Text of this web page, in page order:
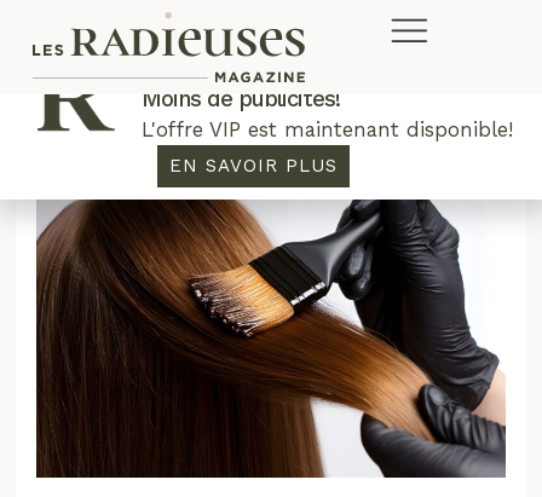
Plus de concours. Plus de rabais.
Moins de publicités!
L'offre VIP est maintenant disponible!
EN SAVOIR PLUS